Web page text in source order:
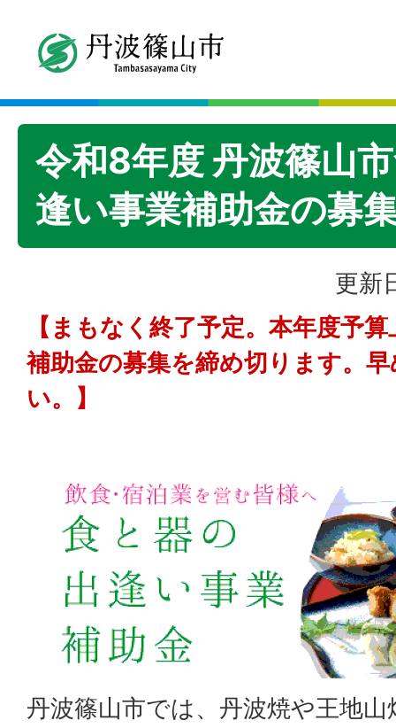
令和8年度 丹波篠山
逢い事業補助金の募
更新
【まもなく終了予定。本年度予
補助金の募集を締め切ります。
い。】
丹波篠山市では、丹波焼や王地